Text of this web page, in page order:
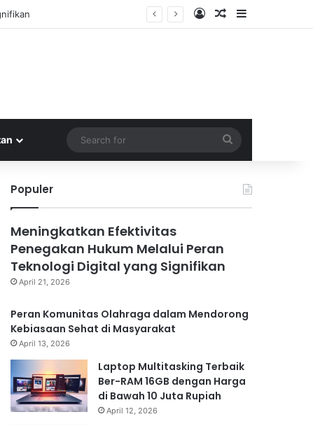
Log InRandom Article
Sidebar
for
Populer
Meningkatkan Efektivitas
Penegakan Hukum Melalui Peran
Teknologi Digital yang Signifikan
April 21, 2026
Peran Komunitas Olahraga dalam Mendorong
Kebiasaan Sehat di Masyarakat
April 13, 2026
Laptop Multitasking Terbaik
Ber-RAM 16GB dengan Harga
di Bawah 10 Juta Rupiah
April 12, 2026